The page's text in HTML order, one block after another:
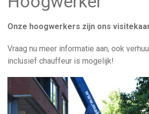
Aanvragen
Onze hoogwerkers zijn ons
Vraag nu meer informatie aan, ook
inclusief chauffeur is mogelijk!